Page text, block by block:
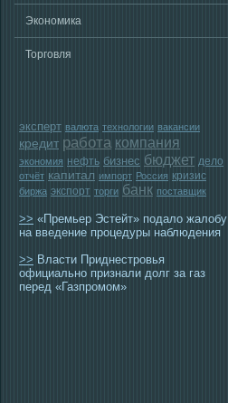
Экономика
Торговля
эксперт валюта технологии вакансии
кредит работа компания
экономия нефть бизнес бюджет дело
отчёт капитал импорт Россия кризис
биржа экспорт торги банк поставщик
>> «Премьер Эстейт» подало жалобу
на введение процедуры наблюдения
>> Власти Приднестровья
официально признали долг за газ
перед «Газпромом»